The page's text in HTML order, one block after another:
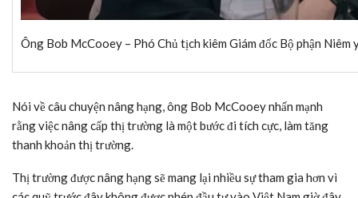
Ông Bob McCooey – Phó Chủ tịch kiêm Giám đốc Bộ phận Niêm
Nói về câu chuyện nâng hạng, ông Bob McCooey nhấn mạnh
rằng việc nâng cấp thị trường là một bước đi tích cực, làm tăng
thanh khoản thị trường.
Thị trường được nâng hạng sẽ mang lại nhiều sự tham gia hơn vì